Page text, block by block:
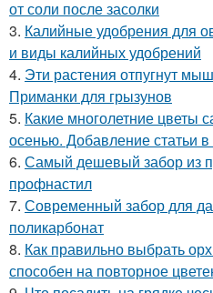
от соли после засолки
3. Калийные удобрения для
и виды калийных удобрений
4. Эти растения отпугнут
Приманки для грызунов
5. Какие многолетние цветы
осенью. Добавление статьи
6. Самый дешевый забор из
профнастил
7. Современный забор для
поликарбонат
8. Как правильно выбрать
способен на повторное